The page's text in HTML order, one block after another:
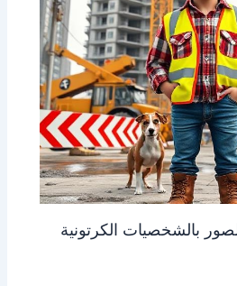
بالشخصيات الكرتونية